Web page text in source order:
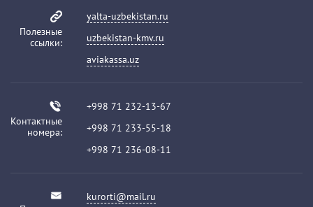
Полезные
ссылки:
yalta-uzbekistan.ru
uzbekistan-kmv.ru
aviakassa.uz
Контактные
номера:
+998 71 232-13-67
+998 71 233-55-18
+998 71 236-08-11
kurorti@mail.ru